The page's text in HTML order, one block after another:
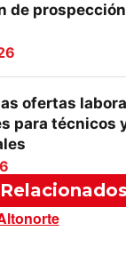
de prospección
ofertas
para técnicos